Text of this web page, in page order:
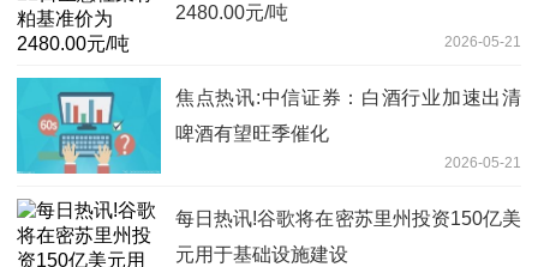
2480.00元/吨
2026-05-21
焦点热讯:中信证券：白酒行业加速出清
啤酒有望旺季催化
2026-05-21
每日热讯!谷歌将在密苏里州投资150亿美
元用于基础设施建设